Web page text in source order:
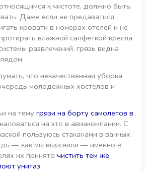
к чистоте, должно быть,
Даже если не предаваться
кровати в номерах отелей и не
влажной салфеткой кресла
развлечений, грязь видна
что некачественная уборка
молодежных хостелов и
на темугрязи на борту самолетов в
на это в авиакомпании. С
пользуюсь стаканами в ванных
— как мы выяснили — именно в
их приняточистить тем же
унитаз.